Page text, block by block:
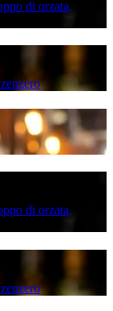
di orzata,
di orzata,